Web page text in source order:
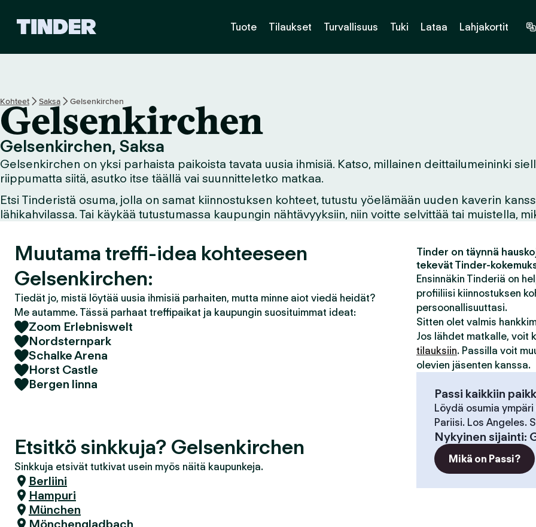
i
n
o
i
t
s
s
u
Tuote Tilaukset Turvallisuus Tuki Lataa Lahjakortit
Kohteet Saksa Gelsenkirchen
Gelsenkirchen
Gelsenkirchen, Saksa
Gelsenkirchen on yksi parhaista paikoista tavata uusia ihmisiä. Katso, millainen deittailumeininki
riippumatta siitä, asutko itse täällä vai suunnitteletko matkaa.
Etsi Tinderistä osuma, jolla on samat kiinnostuksen kohteet, tutustu yöelämään uuden kaverin
lähikahvilassa. Tai käykää tutustumassa kaupungin nähtävyyksiin, niin voitte selvittää tai muistella,
Muutama treffi-idea kohteeseen
Gelsenkirchen:
Tiedät jo, mistä löytää uusia ihmisiä parhaiten, mutta minne aiot viedä heidät?
Me autamme. Tässä parhaat treffipaikat ja kaupungin suosituimmat ideat:
Zoom Erlebniswelt
Nordsternpark
Schalke Arena
Horst Castle
Bergen linna
Etsitkö sinkkuja? Gelsenkirchen
Sinkkuja etsivät tutkivat usein myös näitä kaupunkeja.
Berliini
Hampuri
München
Mönchengladbach
Tinder on täynnä
tekevät Tinder-
Ensinnäkin Tinderiä on
profiiliisi kiinnostuksen
persoonallisuuttasi.
Sitten olet valmis
Jos lähdet matkalle, voit
tilauksiin. Passilla voit
olevien jäsenten kanssa.
Passi kaikkiin
Löydä osumia
Pariisi. Los Angeles.
Nykyinen sijainti:
Mikä on Passi?